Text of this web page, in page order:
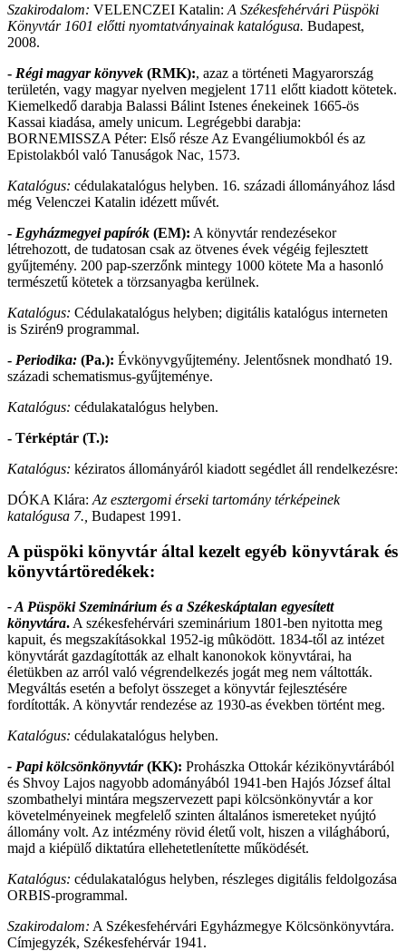
Szakirodalom: VELENCZEI Katalin: A Székesfehérvári Püspöki
Könyvtár 1601 előtti nyomtatványainak katalógusa. Budapest,
2008.
- Régi magyar könyvek (RMK):, azaz a történeti Magyarország
területén, vagy magyar nyelven megjelent 1711 előtt kiadott kötetek.
Kiemelkedő darabja Balassi Bálint Istenes énekeinek 1665-ös
Kassai kiadása, amely unicum. Legrégebbi darabja:
BORNEMISSZA Péter: Első része Az Evangéliumokból és az
Epistolakból való Tanuságok Nac, 1573.
Katalógus: cédulakatalógus helyben. 16. századi állományához lásd
még Velenczei Katalin idézett művét.
- Egyházmegyei papírók (EM): A könyvtár rendezésekor
létrehozott, de tudatosan csak az ötvenes évek végéig fejlesztett
gyűjtemény. 200 pap-szerzőnk mintegy 1000 kötete Ma a hasonló
természetű kötetek a törzsanyagba kerülnek.
Katalógus: Cédulakatalógus helyben; digitális katalógus interneten
is Szirén9 programmal.
- Periodika: (Pa.): Évkönyvgyűjtemény. Jelentősnek mondható 19.
századi schematismus-gyűjteménye.
Katalógus: cédulakatalógus helyben.
- Térképtár (T.):
Katalógus: kéziratos állományáról kiadott segédlet áll rendelkezésre:
DÓKA Klára: Az esztergomi érseki tartomány térképeinek
katalógusa 7., Budapest 1991.
A püspöki könyvtár által kezelt egyéb könyvtárak és
könyvtártöredékek:
- A Püspöki Szeminárium és a Székeskáptalan egyesített
könyvtára. A székesfehérvári szeminárium 1801-ben nyitotta meg
kapuit, és megszakításokkal 1952-ig mûködött. 1834-től az intézet
könyvtárát gazdagították az elhalt kanonokok könyvtárai, ha
életükben az arról való végrendelkezés jogát meg nem váltották.
Megváltás esetén a befolyt összeget a könyvtár fejlesztésére
fordították. A könyvtár rendezése az 1930-as években történt meg.
Katalógus: cédulakatalógus helyben.
- Papi kölcsönkönyvtár(KK): Prohászka Ottokár kézikönyvtárából
és Shvoy Lajos nagyobb adományából 1941-ben Hajós József által
szombathelyi mintára megszervezett papi kölcsönkönyvtár a kor
követelményeinek megfelelő szinten általános ismereteket nyújtó
állomány volt. Az intézmény rövid életű volt, hiszen a világháború,
majd a kiépülő diktatúra ellehetetlenítette működését.
Katalógus: cédulakatalógus helyben, részleges digitális feldolgozása
ORBIS-programmal.
Szakirodalom: A Székesfehérvári Egyházmegye Kölcsönkönyvtára.
Címjegyzék, Székesfehérvár 1941.